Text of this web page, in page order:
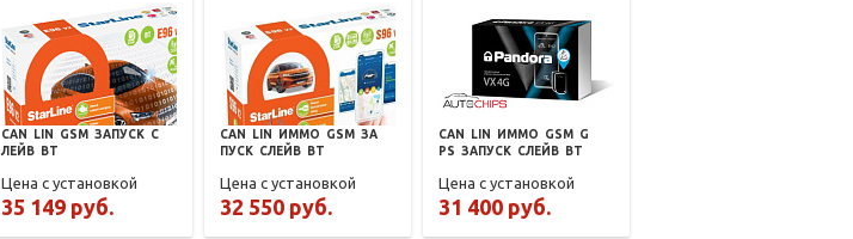
CAN LIN GSM ЗАПУСК С
ЛЕЙВ
BT
Цена с установкой
35 149 руб.
CAN LIN ИММО GSM ЗА
ПУСК СЛЕЙВ BT
Цена с установкой
32 550 руб.
CAN LIN ИММО GSM G
PS ЗАПУСК СЛЕЙВ BT
Цена с установкой
31 400 руб.